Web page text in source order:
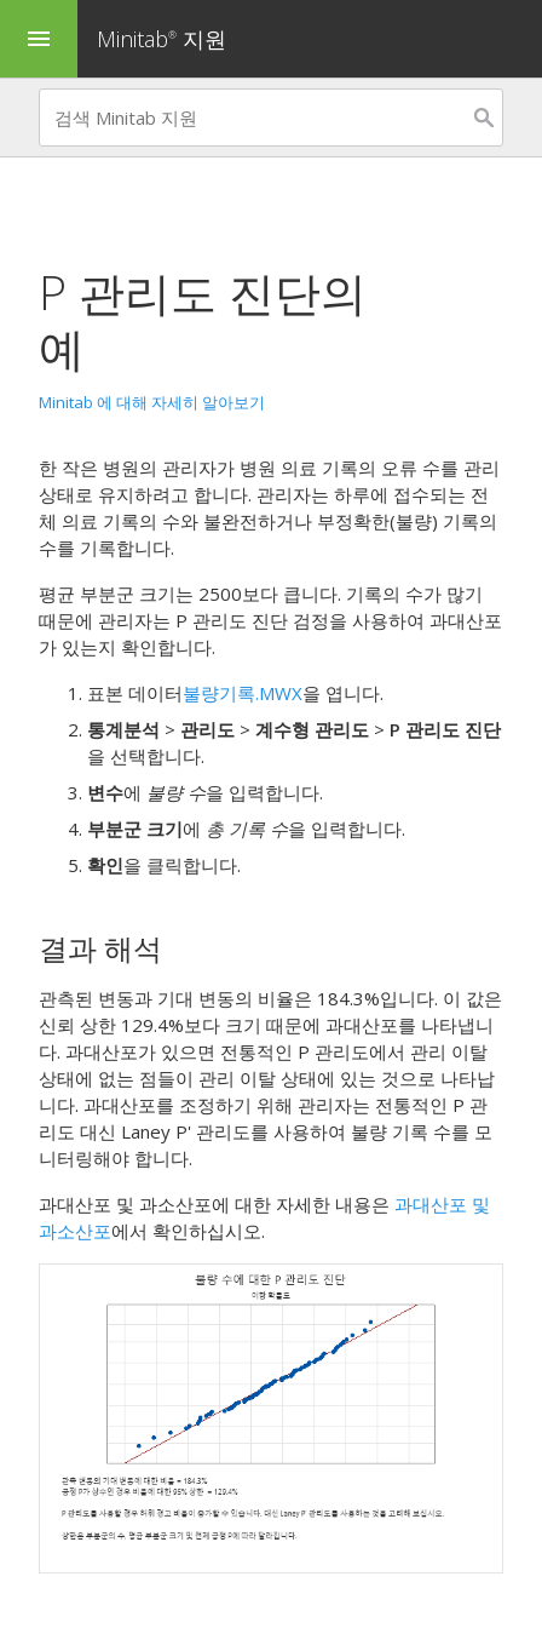
menu Minitab® 지원
P 관리도 진단의
예
Minitab 에 대해 자세히 알아보기
한 작은 병원의 관리자가 병원 의료 기록의 오류 수를 관리
상태로 유지하려고 합니다. 관리자는 하루에 접수되는 전
체 의료 기록의 수와 불완전하거나 부정확한(불량) 기록의
수를 기록합니다.
평균 부분군 크기는 2500보다 큽니다. 기록의 수가 많기
때문에 관리자는 P 관리도 진단 검정을 사용하여 과대산포
가 있는지 확인합니다.
표본 데이터불량기록.MWX을 엽니다.
통계분석 > 관리도 > 계수형 관리도 > P 관리도 진단
을 선택합니다.
변수에 불량 수을 입력합니다.
부분군 크기에 총 기록 수을 입력합니다.
확인을 클릭합니다.
결과 해석
관측된 변동과 기대 변동의 비율은 184.3%입니다. 이 값은
신뢰 상한 129.4%보다 크기 때문에 과대산포를 나타냅니
다. 과대산포가 있으면 전통적인 P 관리도에서 관리 이탈
상태에 없는 점들이 관리 이탈 상태에 있는 것으로 나타납
니다. 과대산포를 조정하기 위해 관리자는 전통적인 P 관
리도 대신 Laney P' 관리도를 사용하여 불량 기록 수를 모
니터링해야 합니다.
과대산포 및 과소산포에 대한 자세한 내용은 과대산포 및
과소산포에서 확인하십시오.